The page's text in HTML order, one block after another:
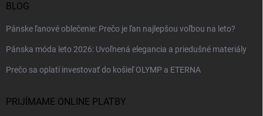
BLOG
Pánske ľanové oblečenie: Prečo je ľan najlepšou voľbou na leto?
Pánska móda leto 2026: Uvoľnená elegancia a priedušné materiály
Prečo sa oplatí investovať do košieľ OLYMP a ETERNA
PRIJÍMAME ONLINE PLATBY